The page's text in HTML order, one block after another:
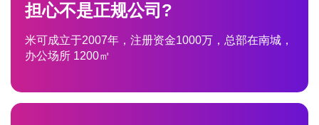
担心不是正规公司?
米可成立于2007年，注册资金1000万，总部在南城，
办公场所 1200㎡